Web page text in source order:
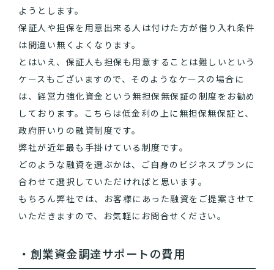
ようとします。
保証人や担保を用意出来る人は付けた方が借り入れ条件
は間違い無くよくなります。
とはいえ、保証人も担保も用意することは難しいという
ケースもございますので、そのようなケースの場合に
は、経営力強化資金という無担保無保証の制度をお勧め
しております。こちらは低金利の上に無担保無保証と、
政府肝いりの融資制度です。
弊社が近年最も手掛けている制度です。
どのような融資を選ぶかは、ご自身のビジネスプランに
合わせて選択していただければと思います。
もちろん弊社では、お客様にあった融資をご提案させて
いただきますので、お気軽にお問合せください。
・創業資金調達サポートの費用